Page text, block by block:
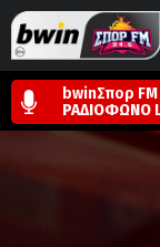
bwinΣπορ
ΡΑΔΙΟΦΩΝΟ